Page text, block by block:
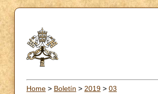
Home > Boletín > 2019 > 03